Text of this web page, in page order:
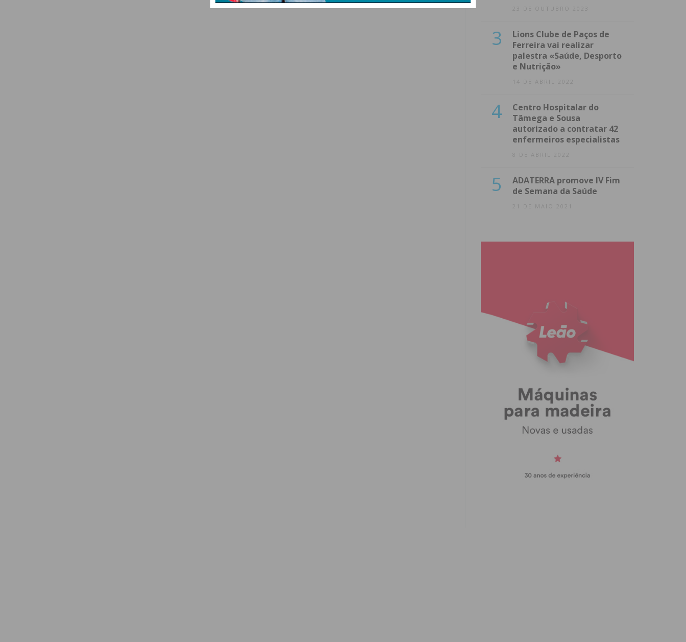
23 DE OUTUBRO 2023
3
Lions Clube de Paços de
Ferreira vai realizar
palestra «Saúde, Desporto
e Nutrição»
14 DE ABRIL 2022
4
Centro Hospitalar do
Tâmega e Sousa
autorizado a contratar 42
enfermeiros especialistas
8 DE ABRIL 2022
5
ADATERRA promove IV Fim
de Semana da Saúde
21 DE MAIO 2021